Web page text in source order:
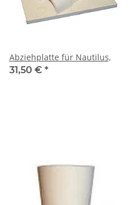
Abziehplatte für Nautilus,
31,50 € *